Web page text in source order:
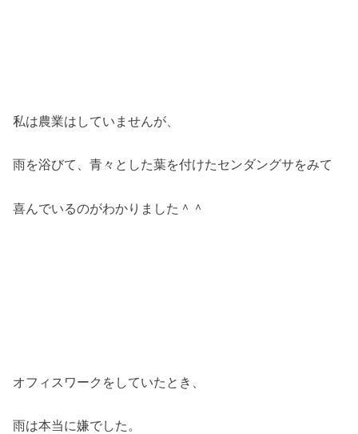
私は農業はしていませんが、
雨を浴びて、青々とした葉を付けたセンダングサをみて
喜んでいるのがわかりました＾＾
オフィスワークをしていたとき、
雨は本当に嫌でした。